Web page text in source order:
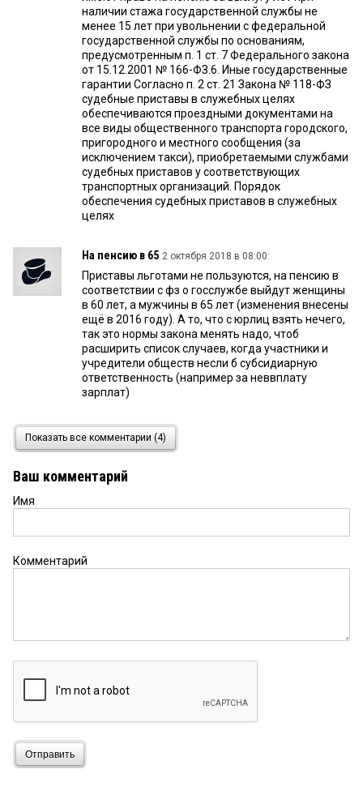
наличии стажа государственной службы не
менее 15 лет при увольнении с федеральной
государственной службы по основаниям,
предусмотренным п. 1 ст. 7 Федерального закона
от 15.12.2001 № 166-ФЗ.6. Иные государственные
гарантии Согласно п. 2 ст. 21 Закона № 118-ФЗ
судебные приставы в служебных целях
обеспечиваются проездными документами на
все виды общественного транспорта городского,
пригородного и местного сообщения (за
исключением такси), приобретаемыми службами
судебных приставов у соответствующих
транспортных организаций. Порядок
обеспечения судебных приставов в служебных
целях
На пенсию в 65 2 октября 2018 в 08:00:
Приставы льготами не пользуются, на пенсию в
соответствии с фз о госслужбе выйдут женщины
в 60 лет, а мужчины в 65 лет (изменения внесены
ещё в 2016 году). А то, что с юрлиц взять нечего,
так это нормы закона менять надо, чтоб
расширить список случаев, когда участники и
учредители обществ несли б субсидиарную
ответственность (например за неввплату
зарплат)
1 октября 2018 в 16:43:
ФССП — просто освободители земель русских, от
кровных физ. лица списать или трусы с носками
лица взыскать, так ничего поделать не могут и
сотрудники ФССП и не шевелиться. Вот если бы в
законе была норма о том, если судебный
пристав-исполнитель сам не исполнит решение
бюджетные денежки, форму носят, льготами
Показать все комментарии (4)
Ваш комментарий
Имя
Комментарий
Отправить